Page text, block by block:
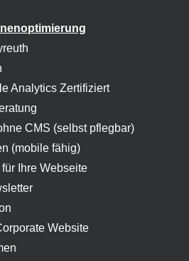
Analytics Zertifiziert
CMS (selbst pflegbar)
(mobile fähig)
Ihre Webseite
Website